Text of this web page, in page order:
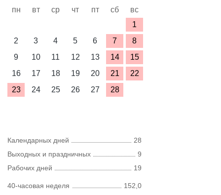
пн вт ср чт пт сб
вс
1
2
3 4 5 6 7
8
9
10 11 12 13 14
15
16
17 18 19 20 21
22
23
24 25 26 27 28
Календарных дней
28
Выходных и праздничных
9
Рабочих дней
19
40-часовая неделя
152,0